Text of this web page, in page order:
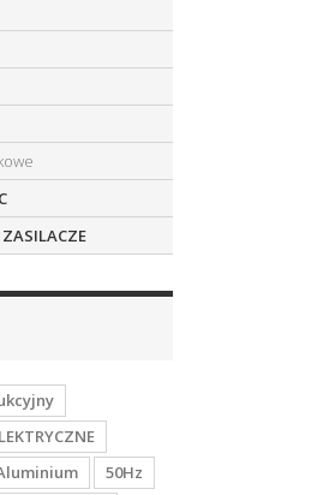
50Hz